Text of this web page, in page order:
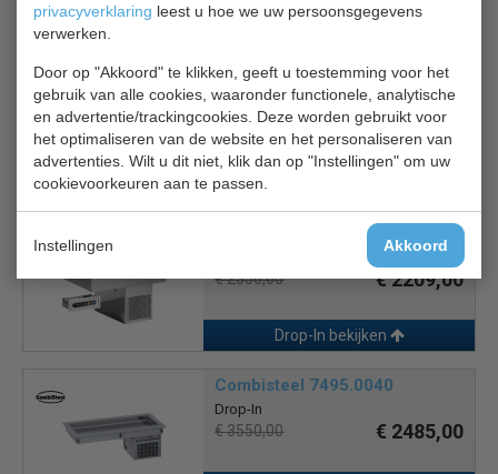
privacyverklaring leest u hoe we uw persoonsgegevens
verwerken.
Door op "Akkoord" te klikken, geeft u toestemming voor het
gebruik van alle cookies, waaronder functionele, analytische
en advertentie/trackingcookies. Deze worden gebruikt voor
het optimaliseren van de website en het personaliseren van
advertenties. Wilt u dit niet, klik dan op "Instellingen" om uw
cookievoorkeuren aan te passen.
Instellingen Akkoord
Drop-in gekoelde bak 4/1 GN -
160mm
Drop-In
€ 3635,00 € 2508,00
€ 2350,00 € 2209,00
Drop-In bekijken
Combisteel 7495.0040
Drop-In
€ 3550,00 € 2485,00